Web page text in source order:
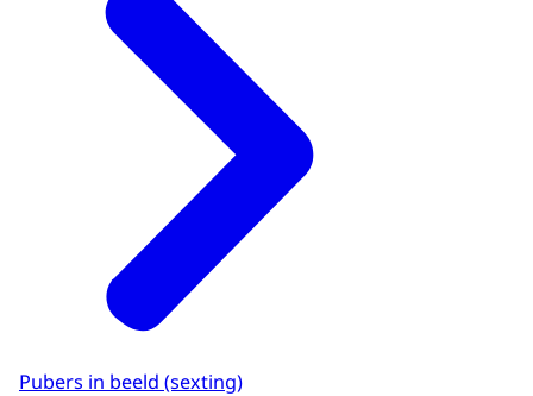
Pubers in beeld (sexting)